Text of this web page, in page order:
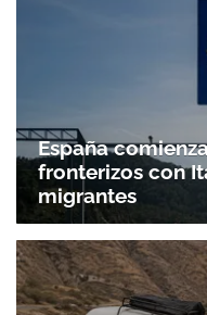
España
fronterizos con
migrantes